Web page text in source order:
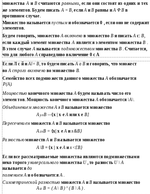
множестваА и Всчитаютсяравными, если они состоят из одних и тех
же элементов. Будем писатьА = В,еслиАиВравны иА Ф Вв
противном случае.
Множество называетсяпустыми обозначается 0 , если оно не содержит
элементов.
Будем говорить, множествоА включенов множествоВи писатьАс:В,
если каждый элемент множестваА является элементом множестваВ .
В этом случае А называется подмножествоммножестваВ .Считается,
что для любогоАсправедливо включение 0 с А
Если Л с й иAl= В,то будем писатьА а Ви говорить, что множест­
воА строго включеново множество В.
Семейство всех подмножеств данного множестваАобозначается
Р(А).
Мощностью конечного множестваАбудем называть число его
элемен­ тов. Мощность конечного множестваАобозначается\А\.
Объединением множеств А я Вназывается множество
АулВ—{х | х еАили х е В]
ПересечениеммножествАиВназывается множество
АглВ = {х| х еАих&В}
РазностьюмножествАи Вназывается множество
А \В= {х | х еАих<£В}
Если все рассматриваемые множества являются подмножествами
неко­ торогоуниверсальногомножества U, то разность U \ А
называетсядо­
полнением Аи обозначаетсяА .
Симметрической разностью множествАиВназывается множество
Аа В = ( А \ В ) ^ ( В \ А ) .